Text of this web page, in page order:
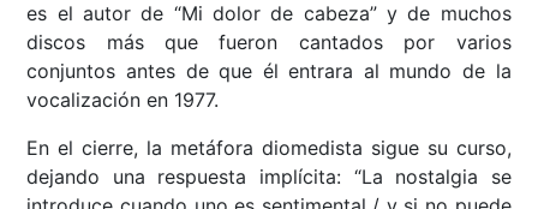
es el autor de “Mi dolor de cabeza” y de muchos
discos más que fueron cantados por varios
conjuntos antes de que él entrara al mundo de la
vocalización en 1977.
En el cierre, la metáfora diomedista sigue su curso,
dejando una respuesta implícita: “La nostalgia se